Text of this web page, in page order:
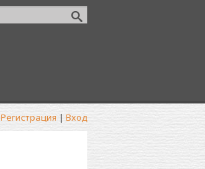
Регистрация | Вход